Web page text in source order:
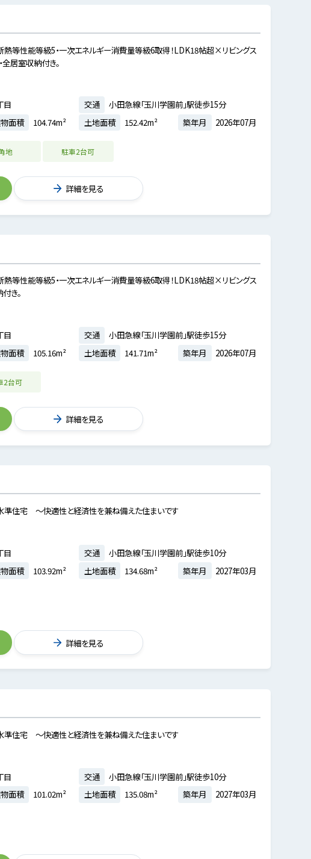
熱等性能等級5・⼀次エネルギー消費量等級6取得！LDK18帖超×リビングス
全居室収納付き。
目 交通
小田急線「玉川学園前」駅徒歩15分
面積 104.74m² 土地面積 152.42m² 築年月 2026年07月
地 駐車2台可
詳細を見る
熱等性能等級5・⼀次エネルギー消費量等級6取得！LDK18帖超×リビングス
き。
目 交通
小田急線「玉川学園前」駅徒歩15分
面積 105.16m² 土地面積 141.71m² 築年月 2026年07月
2台可
詳細を見る
準住宅 ～快適性と経済性を兼ね備えた住まいです
目 交通
小田急線「玉川学園前」駅徒歩10分
面積 103.92m² 土地面積 134.68m² 築年月 2027年03月
詳細を見る
準住宅 ～快適性と経済性を兼ね備えた住まいです
目 交通
小田急線「玉川学園前」駅徒歩10分
面積 101.02m² 土地面積 135.08m² 築年月 2027年03月